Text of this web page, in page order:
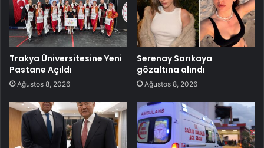
Trakya Üniversitesine Yeni
Pastane Açıldı
Ağustos 8, 2026
Serenay Sarıkaya
gözaltına alındı
Ağustos 8, 2026